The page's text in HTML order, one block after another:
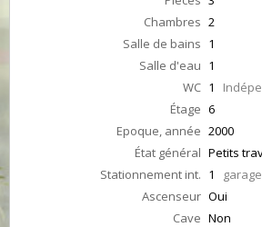
Chambres 2
Salle de bains 1
Salle d'eau 1
WC 1
Étage 6
Epoque, année 2000
État général Petits
Stationnement int. 1
garage
Ascenseur Oui
Cave Non